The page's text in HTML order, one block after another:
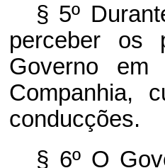
§ 5º
perceber os
Governo em
Companhia,
conducções.
§ 6º O